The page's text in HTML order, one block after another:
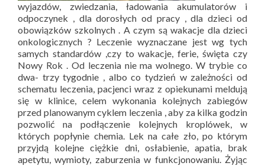
wyjazdów, zwiedzania, ładowania akumulatorów i
odpoczynek , dla dorosłych od pracy , dla dzieci od
obowiązków szkolnych . A czym są wakacje dla dzieci
onkologicznych ? Leczenie wyznaczane jest wg tych
samych standardów ,czy to wakacje, ferie, święta czy
Nowy Rok . Od leczenia nie ma wolnego. W trybie co
dwa- trzy tygodnie , albo co tydzień w zależności od
schematu leczenia, pacjenci wraz z opiekunami meldują
się w klinice, celem wykonania kolejnych zabiegów
przed planowanym cyklem leczenia , aby za kilka godzin
pozwolić na podłączenie kolejnych kroplówek, w
których popłynie chemia. Lek na całe zło, po którym
przyjdą kolejne ciężkie dni, osłabienie, apatia, brak
apetytu, wymioty, zaburzenia w funkcjonowaniu. Żyjąc